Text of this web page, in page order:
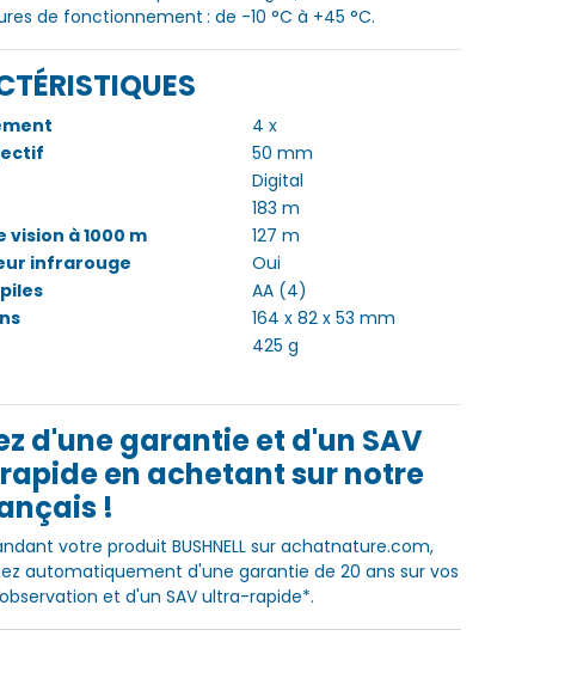
de fonctionnement : de -10 °C à +45 °C.
4 x
50 mm
Digital
183 m
vision à 1000 m
127 m
infrarouge
Oui
AA (4)
164 x 82 x 53 mm
425 g
d'une garantie et d'un SAV
en achetant sur notre
!
votre produit BUSHNELL sur achatnature.com,
automatiquement d'une garantie de 20 ans sur vos
et d'un SAV ultra-rapide*.